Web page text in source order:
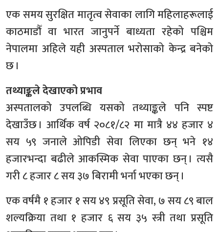
एक समय सुरक्षित मातृत्व सेवाका लागि महिलाहरूलाई
काठमाडौँ वा भारत जानुपर्ने बाध्यता रहेको पश्चिम
नेपालमा अहिले यही अस्पताल भरोसाको केन्द्र बनेको
छ ।
तथ्याङ्कले देखाएको प्रभाव
अस्पतालको उपलब्धि यसको तथ्याङ्कले पनि स्पष्ट
देखाउँछ । आर्थिक वर्ष २०८१/८२ मा मात्रै ४४ हजार ४
सय ५९ जनाले ओपिडी सेवा लिएका छन् भने १४
हजारभन्दा बढीले आकस्मिक सेवा पाएका छन् । त्यसै
गरी ८ हजार ८ सय ३७ बिरामी भर्ना भएका छन् ।
एक वर्षमै १ हजार १ सय ४९ प्रसूति सेवा, ७ सय ८९ बाल
शल्यक्रिया तथा १ हजार ६ सय ३५ स्त्री तथा प्रसूति